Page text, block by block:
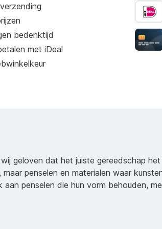
bedenktijd
met iDeal
geloven dat het juiste gereedschap
penselen en materialen waar
penselen die hun vorm behouden,